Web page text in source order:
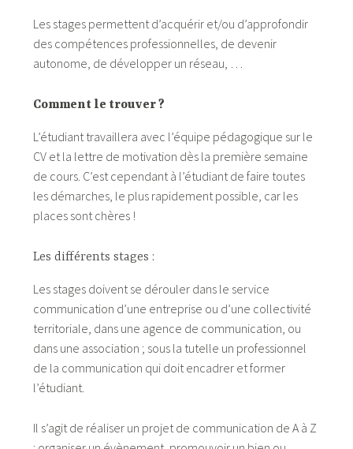
Les stages permettent d’acquérir et/ou d’approfondir
des compétences professionnelles, de devenir
autonome, de développer un réseau, …
Comment le trouver ?
L’étudiant travaillera avec l’équipe pédagogique sur le
CV et la lettre de motivation dès la première semaine
de cours. C’est cependant à l’étudiant de faire toutes
les démarches, le plus rapidement possible, car les
places sont chères !
Les différents stages :
Les stages doivent se dérouler dans le service
communication d’une entreprise ou d’une collectivité
territoriale, dans une agence de communication, ou
dans une association ; sous la tutelle un professionnel
de la communication qui doit encadrer et former
l’étudiant.
Il s’agit de réaliser un projet de communication de A à Z